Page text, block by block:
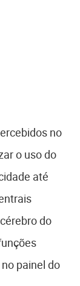
no
o uso do
até
do
painel do